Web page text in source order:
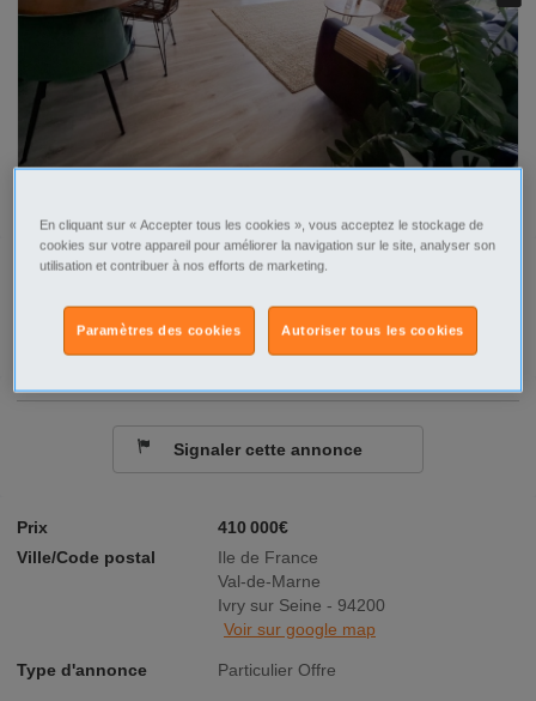
Prix
410 000€
Ville/Code postal
Ile de France
Val-de-Marne
Ivry sur Seine - 94200
Voir sur google map
Type d'annonce Particulier Offre
Tel
Contacter par email
Signaler cette annonce
En cliquant sur « Accepter tous les cookies », vous acceptez le stockage de
cookies sur votre appareil pour améliorer la navigation sur le site, analyser son
utilisation et contribuer à nos efforts de marketing.
Autoriser tous les cookies
Paramètres des cookies